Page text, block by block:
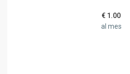
€ 1.00
al mes